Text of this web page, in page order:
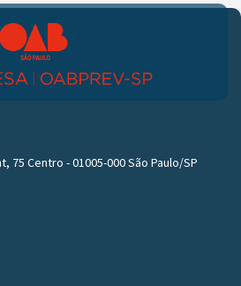
75 Centro - 01005-000 São Paulo/SP